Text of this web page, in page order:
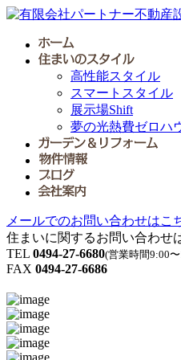
高性能スタイル
スマートスタイル
展示場Shift
夢の光熱費ゼロハ
メールでのお問い合わせはこ
住まいに関するお問い合わせ
TEL 0494-27-6680(営業時間9:00
FAX 0494-27-6686